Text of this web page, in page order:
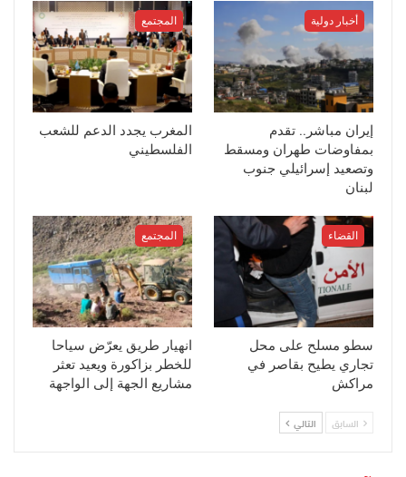
أخبار دولية
إيران مباشر.. تقدم
بمفاوضات طهران ومسقط
وتصعيد إسرائيلي جنوب
لبنان
المجتمع
المغرب يجدد الدعم للشعب
الفلسطيني
القضاء
سطو مسلح على محل
تجاري يطيح بقاصر في
مراكش
المجتمع
انهيار طريق يعرّض سياحا
للخطر بزاكورة ويعيد تعثر
مشاريع الجهة إلى الواجهة
السابق التالي